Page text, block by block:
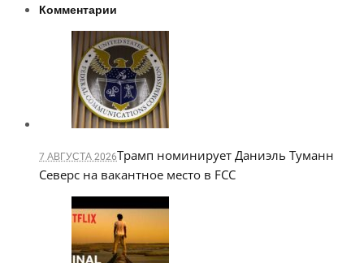
Комментарии
7 АВГУСТА 2026Трамп номинирует Даниэль Туманн
Северс на вакантное место в FCC